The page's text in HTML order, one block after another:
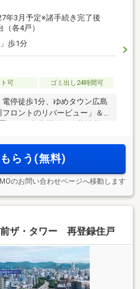
年3月予定※諸手続き完了後
各4戸）
歩1分
可 ゴミ出し24時間可
停徒歩1分、ゆめタウン広島
ロントのリバービュー」＆
らう(無料)
のお問い合わせページへ移動します
ザ・タワー 再登録住戸